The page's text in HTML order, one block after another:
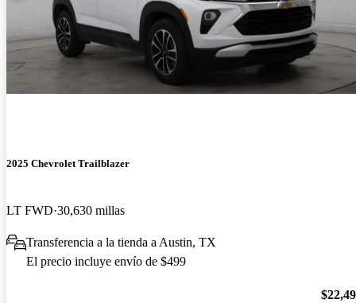
2025 Chevrolet Trailblazer
LT FWD 30,630 millas
Transferencia a la tienda a Austin, TX
El precio incluye envío de $499